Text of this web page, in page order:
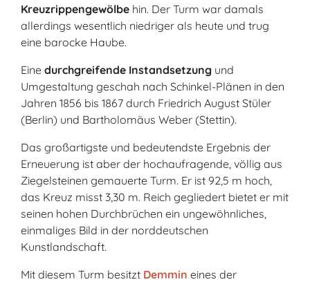
Kreuzrippengewölbe hin. Der Turm war damals
allerdings wesentlich niedriger als heute und trug
eine barocke Haube.
Eine durchgreifende Instandsetzung und
Umgestaltung geschah nach Schinkel-Plänen in den
Jahren 1856 bis 1867 durch Friedrich August Stüler
(Berlin) und Bartholomäus Weber (Stettin).
Das großartigste und bedeutendste Ergebnis der
Erneuerung ist aber der hochaufragende, völlig aus
Ziegelsteinen gemauerte Turm. Er ist 92,5 m hoch,
das Kreuz misst 3,30 m. Reich gegliedert bietet er mit
seinen hohen Durchbrüchen ein ungewöhnliches,
einmaliges Bild in der norddeutschen
Kunstlandschaft.
Mit diesem Turm besitzt Demmin eines der